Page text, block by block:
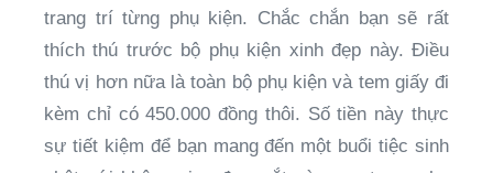
trang trí từng phụ kiện. Chắc chắn bạn sẽ rất
thích thú trước bộ phụ kiện xinh đẹp này. Điều
thú vị hơn nữa là toàn bộ phụ kiện và tem giấy đi
kèm chỉ có 450.000 đồng thôi. Số tiền này thực
sự tiết kiệm để bạn mang đến một buổi tiệc sinh